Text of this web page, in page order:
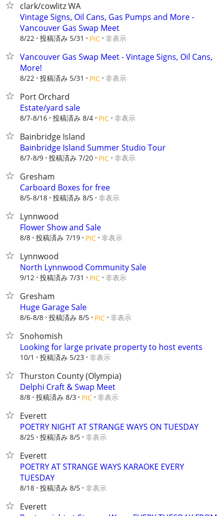
clark/cowlitz WA
Vintage Signs, Oil Cans, Gas Pumps and More -
Vancouver Gas Swap Meet
8/22 投稿済み 5/31 PIC 非表示
Vancouver Gas Swap Meet - Vintage Signs, Oil Cans,
More!
8/22 投稿済み 5/31 PIC 非表示
Port Orchard
Estate/yard sale
8/7-8/16 投稿済み 8/4 PIC 非表示
Bainbridge Island
Bainbridge Island Summer Studio Tour
8/7-8/9 投稿済み 7/20 PIC 非表示
Gresham
Carboard Boxes for free
8/5-8/18 投稿済み 8/5 非表示
Lynnwood
Flower Show and Sale
8/8 投稿済み 7/19 PIC 非表示
Lynnwood
North Lynnwood Community Sale
9/12 投稿済み 7/31 PIC 非表示
Gresham
Huge Garage Sale
8/6-8/8 投稿済み 8/5 PIC 非表示
Snohomish
Looking for large private property to host events
10/1 投稿済み 5/23 非表示
Thurston County (Olympia)
Delphi Craft & Swap Meet
8/8 投稿済み 8/3 PIC 非表示
Everett
POETRY NIGHT AT STRANGE WAYS ON TUESDAY
8/25 投稿済み 8/5 非表示
Everett
POETRY AT STRANGE WAYS KARAOKE EVERY
TUESDAY
8/18 投稿済み 8/5 非表示
Everett